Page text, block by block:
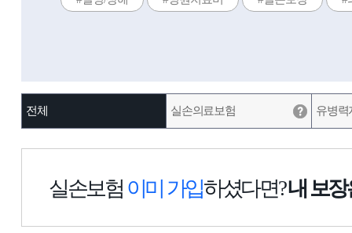
전체 실손의료보험 유병력
실손보험 이미 가입하셨다면?내 보